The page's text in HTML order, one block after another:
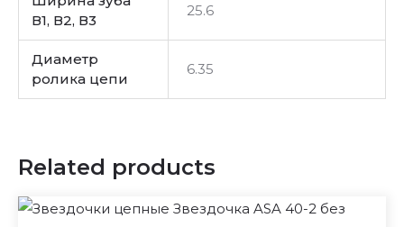
В1, В2, В3
25.6
Диаметр
ролика цепи
6.35
Related products